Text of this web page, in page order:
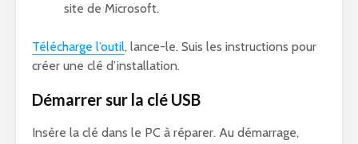
site de Microsoft.
Télécharge l’outil, lance-le. Suis les instructions pour
créer une clé d’installation.
Démarrer sur la clé USB
Insère la clé dans le PC à réparer. Au démarrage,